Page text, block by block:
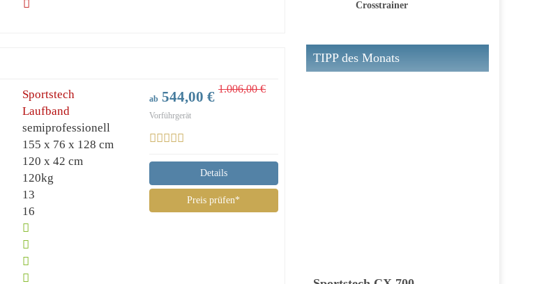
ab 544,00 € 1.006,00 €
Vorführgerät
Details
Preis prüfen*
Sportstech
Laufband
semiprofessionell
155 x 76 x 128 cm
120 x 42 cm
120kg
13
16
Crosstrainer
TIPP des Monats